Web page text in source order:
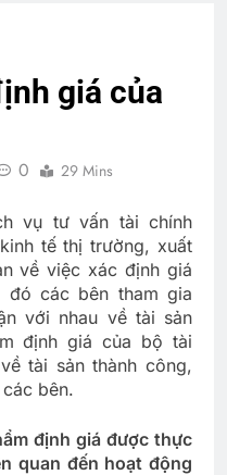
giá của
0 29 Mins
vụ tư vấn tài chính
tế thị trường, xuất
về việc xác định giá
các bên tham gia
với nhau về tài sản
định giá của bộ tài
tài sản thành công,
bên.
định giá được thực
quan đến hoạt động